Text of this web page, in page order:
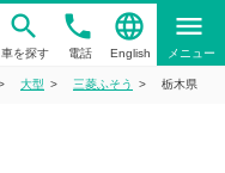
車を探す
phone
電話
language
English
menu
メニュー
大型 三菱ふそう 栃木県